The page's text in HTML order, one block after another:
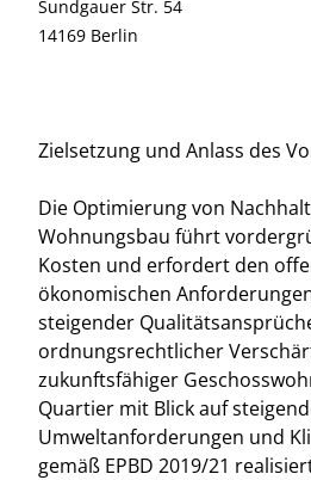
Sundgauer Str. 54
14169 Berlin
Zielsetzung und Anlass des
Die Optimierung von
Wohnungsbau führt
Kosten und erfordert den
ökonomischen
steigender
ordnungsrechtlicher
zukunftsfähiger
Quartier mit Blick auf
Umweltanforderungen und
gemäß EPBD 2019/21